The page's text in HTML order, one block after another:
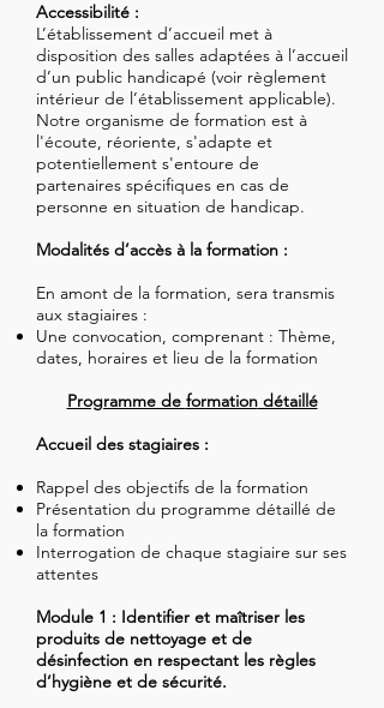
Accessibilité :
L’établissement d’accueil met à
disposition des salles adaptées à l’accueil
d’un public handicapé (voir règlement
intérieur de l’établissement applicable).
Notre organisme de formation est à
l'écoute, réoriente, s'adapte et
potentiellement s'entoure de
partenaires spécifiques en cas de
personne en situation de handicap.
Modalités d’accès à la formation :
En amont de la formation, sera transmis
aux stagiaires :
Une convocation, comprenant : Thème,
dates, horaires et lieu de la formation
Programme de formationdétaillé
Accueil des stagiaires :
Rappel des objectifs de la formation
Présentation du programme détaillé de
la formation
Interrogation de chaque stagiaire sur ses
attentes
Module 1 : Identifier et maîtriser les
produits de nettoyage et de
désinfection en respectant les règles
d’hygiène et de sécurité.